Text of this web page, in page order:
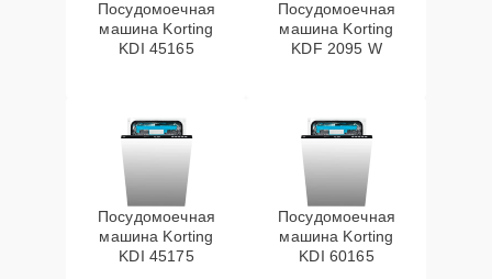
Посудомоечная
машина Korting
KDI 45165
Посудомоечная
машина Korting
KDF 2095 W
Посудомоечная
машина Korting
KDI 45175
Посудомоечная
машина Korting
KDI 60165